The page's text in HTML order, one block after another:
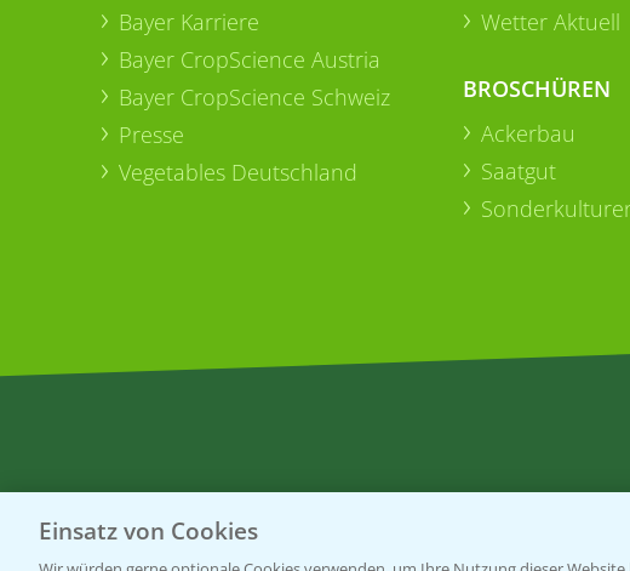
Bayer Karriere
Bayer CropScience Austria
Bayer CropScience Schweiz
Presse
Vegetables Deutschland
Wetter Aktuell
BROSCHÜREN
Ackerbau
Saatgut
Einsatz von Cookies